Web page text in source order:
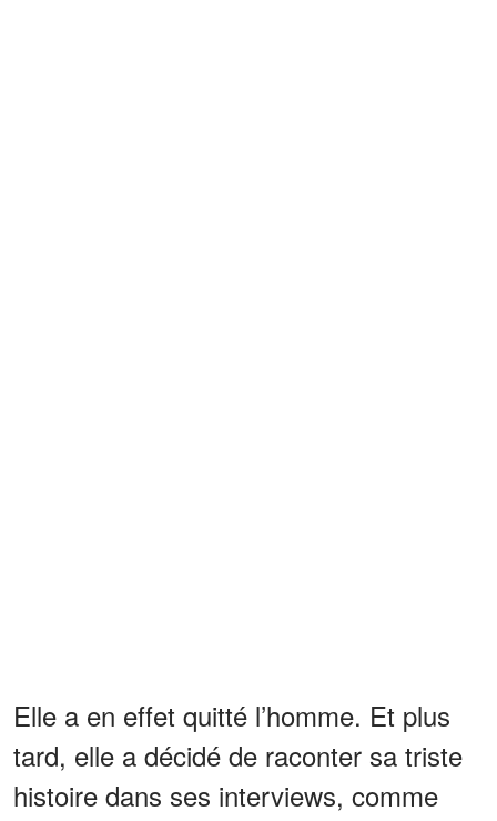
Elle a en effet quitté l’homme. Et plus
tard, elle a décidé de raconter sa triste
histoire dans ses interviews, comme